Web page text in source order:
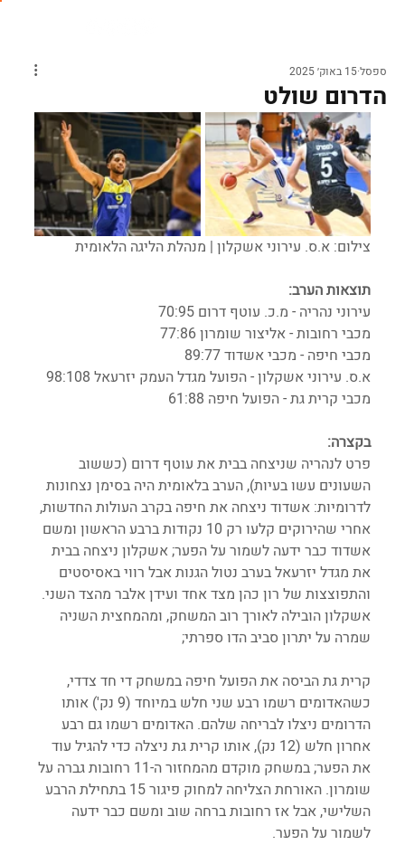
הדרום שולט
ספסל15 באוק׳ 2025
צילום: א.ס. עירוני אשקלון | מנהלת הליגה הלאומית
תוצאות הערב:
עירוני נהריה - מ.כ. עוטף דרום 70:95
מכבי רחובות - אליצור שומרון 77:86
מכבי חיפה - מכבי אשדוד 89:77
א.ס. עירוני אשקלון - הפועל מגדל העמק יזרעאל 98:108
מכבי קרית גת - הפועל חיפה 61:88
בקצרה:
פרט לנהריה שניצחה בבית את עוטף דרום (כששוב
השעונים עשו בעיות), הערב בלאומית היה בסימן נצחונות
לדרומיות: אשדוד ניצחה את חיפה בקרב העולות החדשות,
אחרי שהירוקים קלעו רק 10 נקודות ברבע הראשון ומשם
אשדוד כבר ידעה לשמור על הפער; אשקלון ניצחה בבית
את מגדל יזרעאל בערב נטול הגנות אבל רווי באסיסטים
והתפוצצות של רון כהן מצד אחד ועידן אלבר מהצד השני.
אשקלון הובילה לאורך רוב המשחק, ומהמחצית השניה
שמרה על יתרון סביב הדו ספרתי;
קרית גת הביסה את הפועל חיפה במשחק די חד צדדי,
כשהאדומים רשמו רבע שני חלש במיוחד (9 נק') אותו
הדרומים ניצלו לבריחה שלהם. האדומים רשמו גם רבע
אחרון חלש (12 נק), אותו קרית גת ניצלה כדי להגיל עוד
את הפער; במשחק מוקדם מהמחזור ה-11 רחובות גברה על
שומרון. האורחת הצליחה למחוק פיגור 15 בתחילת הרבע
השלישי, אבל אז רחובות ברחה שוב ומשם כבר ידעה
לשמור על הפער.